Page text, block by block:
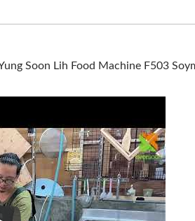
Soon Lih Food Machine F503